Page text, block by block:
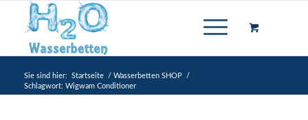
Sie sind hier: Startseite / Wasserbetten SHOP
/
Schlagwort: Wigwam Conditioner